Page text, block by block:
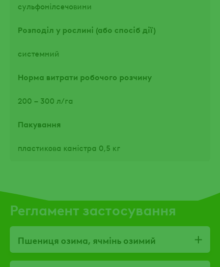
сульфонілсечовини
Розподіл у рослині (або спосіб дії)
системний
Норма витрати робочого розчину
200 – 300 л/га
Пакування
пластикова каністра 0,5 кг
Регламент застосування
Пшениця озима, ячмінь озимий